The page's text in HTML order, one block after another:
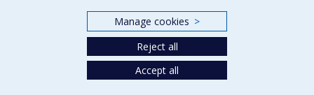
Manage cookies >
Reject all
Accept all